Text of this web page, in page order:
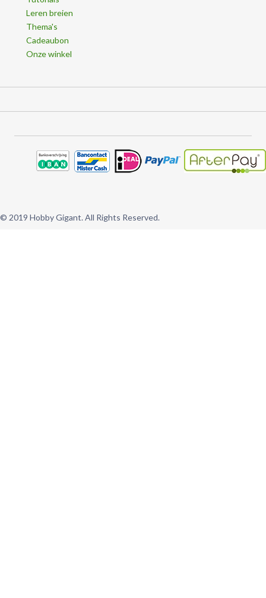
Leren breien
Thema's
Cadeaubon
Onze winkel
© 2019 Hobby Gigant. All Rights Reserved.